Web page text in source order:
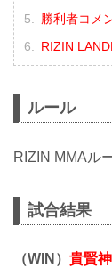
勝利者コメ
RIZIN
ルール
RIZIN MMAル
試合結果
（WIN） 貴賢神